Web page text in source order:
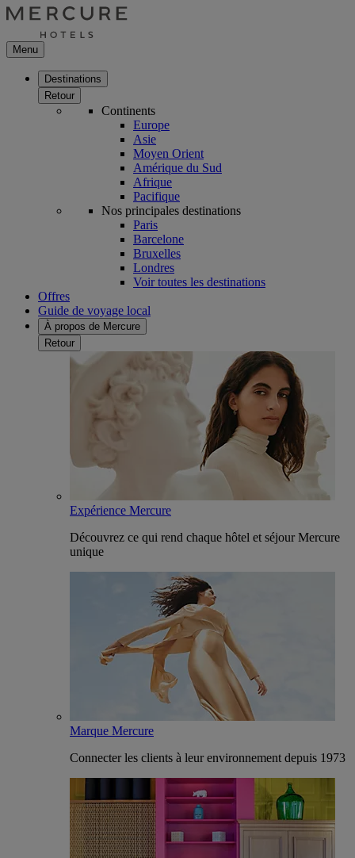
Menu
Destinations
Retour
Continents
Europe
Asie
Moyen Orient
Amérique du Sud
Afrique
Pacifique
Nos principales destinations
Paris
Barcelone
Bruxelles
Londres
Voir toutes les destinations
Offres
Guide de voyage local
À propos de Mercure
Retour
Expérience Mercure
Découvrez ce qui rend chaque hôtel et séjour Mercure
unique
Marque Mercure
Connecter les clients à leur environnement depuis 1973